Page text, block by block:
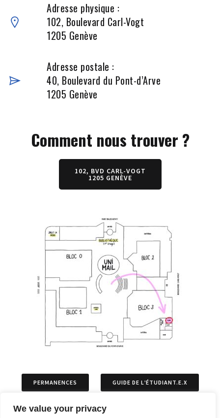
We value your privacy
Adresse physique :
102, Boulevard Carl-Vogt
1205 Genève
Adresse postale :
40, Boulevard du Pont-d’Arve
1205 Genève
Comment nous trouver ?
102, BVD CARL-VOGT
1205 GENÈVE
PERMANENCES GUIDE DE L’ÉTUDIANT.E.X
ASSOCIATIONS